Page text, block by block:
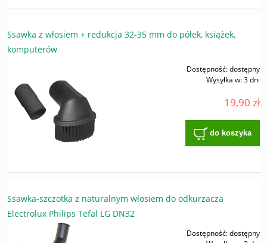
Ssawka z włosiem + redukcja 32-35 mm do półek, książek,
komputerów
Dostępność:dostępny
Wysyłka w:3 dni
19,90 zł
do koszyka
Ssawka-szczotka z naturalnym włosiem do odkurzacza
Electrolux Philips Tefal LG DN32
Dostępność:dostępny